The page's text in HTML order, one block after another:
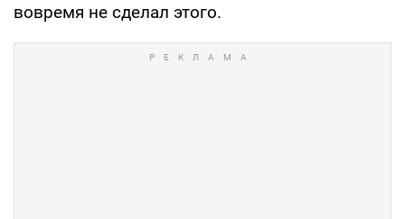
вовремя не сделал этого.